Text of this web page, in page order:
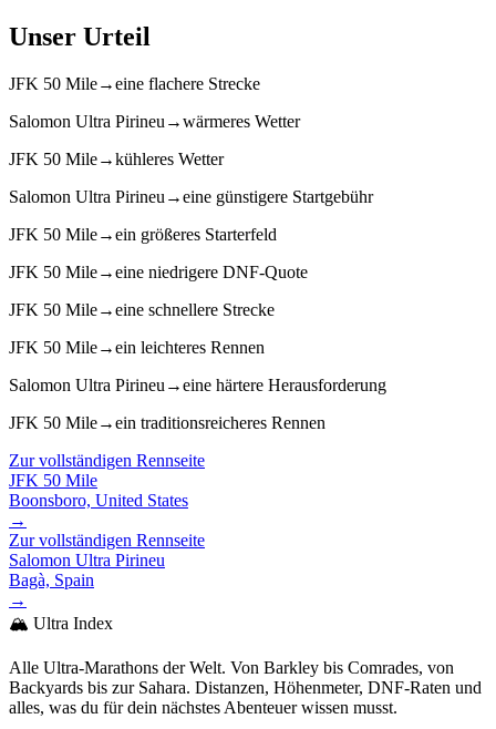
Unser Urteil
JFK 50 Mile→eine flachere Strecke
Salomon Ultra Pirineu →wärmeres Wetter
JFK 50 Mile→kühleres Wetter
Salomon Ultra Pirineu →eine günstigere Startgebühr
JFK 50 Mile→ein größeres Starterfeld
JFK 50 Mile→eine niedrigere DNF-Quote
JFK 50 Mile→eine schnellere Strecke
JFK 50 Mile→ein leichteres Rennen
Salomon Ultra Pirineu →eine härtere Herausforderung
JFK 50 Mile→ein traditionsreicheres Rennen
Zur vollständigen Rennseite
JFK 50 Mile
Boonsboro, United States
→
Zur vollständigen Rennseite
Salomon Ultra Pirineu
Bagà, Spain
→
🏔️ Ultra Index
Alle Ultra-Marathons der Welt. Von Barkley bis Comrades, von
Backyards bis zur Sahara. Distanzen, Höhenmeter, DNF-Raten und
alles, was du für dein nächstes Abenteuer wissen musst.